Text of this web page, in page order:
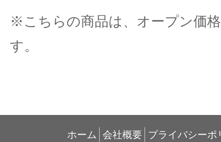
※こちらの商品は、オープン価
す。
ホーム 会社概要 プライバシーポ